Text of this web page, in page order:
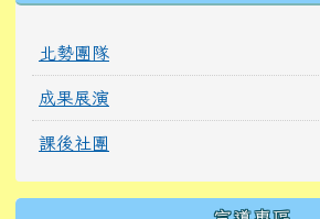
北勢團隊
成果展演
課後社團